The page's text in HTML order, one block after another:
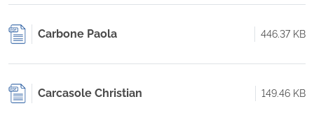
Carbone Paola 446.37 KB
Carcasole Christian 149.46 KB